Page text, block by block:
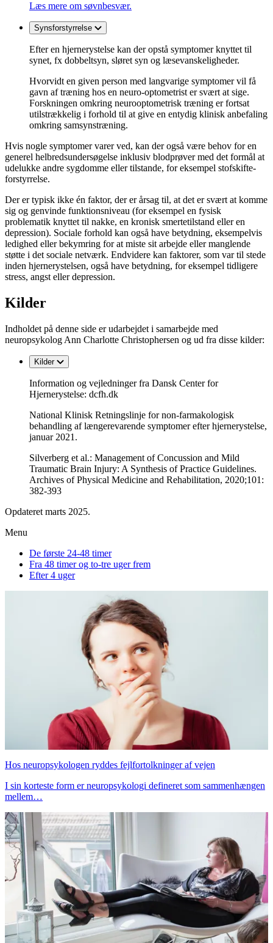
Læs mere om søvnbesvær.
Synsforstyrrelse
Efter en hjernerystelse kan der opstå symptomer knyttet til
synet, fx dobbeltsyn, sløret syn og læsevanskeligheder.
Hvorvidt en given person med langvarige symptomer vil få
gavn af træning hos en neuro-optometrist er svært at sige.
Forskningen omkring neurooptometrisk træning er fortsat
utilstrækkelig i forhold til at give en entydig klinisk anbefaling
omkring samsynstræning.
Hvis nogle symptomer varer ved, kan der også være behov for en
generel helbredsundersøgelse inklusiv blodprøver med det formål at
udelukke andre sygdomme eller tilstande, for eksempel stofskifte-
forstyrrelse.
Der er typisk ikke én faktor, der er årsag til, at det er svært at komme
sig og genvinde funktionsniveau (for eksempel en fysisk
problematik knyttet til nakke, en kronisk smertetilstand eller en
depression). Sociale forhold kan også have betydning, eksempelvis
ledighed eller bekymring for at miste sit arbejde eller manglende
støtte i det sociale netværk. Endvidere kan faktorer, som var til stede
inden hjernerystelsen, også have betydning, for eksempel tidligere
stress, angst eller depression.
Kilder
Indholdet på denne side er udarbejdet i samarbejde med
neuropsykolog Ann Charlotte Christophersen og ud fra disse kilder:
Kilder
Information og vejledninger fra Dansk Center for
Hjernerystelse: dcfh.dk
National Klinisk Retningslinje for non-farmakologisk
behandling af længerevarende symptomer efter hjernerystelse,
januar 2021.
Silverberg et al.: Management of Concussion and Mild
Traumatic Brain Injury: A Synthesis of Practice Guidelines.
Archives of Physical Medicine and Rehabilitation, 2020;101:
382-393
Opdateret marts 2025.
Menu
De første 24-48 timer
Fra 48 timer og to-tre uger frem
Efter 4 uger
Hos neuropsykologen ryddes fejlfortolkninger af vejen
I sin korteste form er neuropsykologi defineret som sammenhængen
mellem…